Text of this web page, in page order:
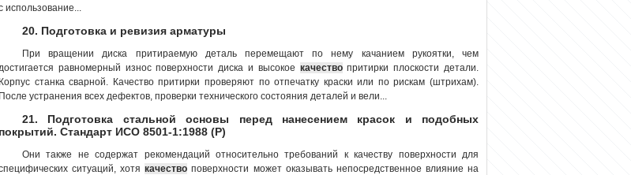
использование...
20. Подготовка и ревизия арматуры
При вращении диска притираемую деталь перемещают по нему качанием рукоятки, чем
равномерный износ поверхности диска и высокое качествопритирки плоскости детали.
Корпус станка сварной. Качество притирки проверяют по отпечатку краски или по рискам (штрихам).
После устранения всех дефектов, проверки технического состояния деталей и вели...
21. Подготовка стальной основы перед нанесением красок и подобных
покрытий. Стандарт ИСО 8501-1:1988 (Р)
Они также не содержат рекомендаций относительно требований к качеству поверхности для
ситуаций, хотякачество поверхности может оказывать непосредственное влияние на